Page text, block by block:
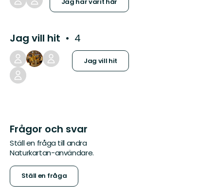
Jag vill hit 4
Jag vill hit
Frågor och svar
Ställ en fråga till andra
Naturkartan-användare.
Ställ en fråga